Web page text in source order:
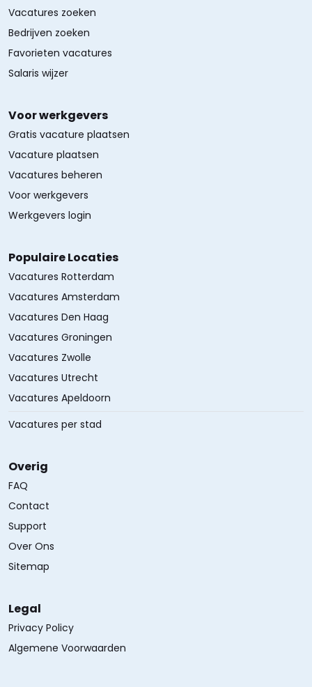
Vacatures zoeken
Bedrijven zoeken
Favorieten vacatures
Salaris wijzer
Voor werkgevers
Gratis vacature plaatsen
Vacature plaatsen
Vacatures beheren
Voor werkgevers
Werkgevers login
Populaire Locaties
Vacatures Rotterdam
Vacatures Amsterdam
Vacatures Den Haag
Vacatures Groningen
Vacatures Zwolle
Vacatures Utrecht
Vacatures Apeldoorn
Vacatures per stad
Overig
FAQ
Contact
Support
Over Ons
Sitemap
Legal
Privacy Policy
Algemene Voorwaarden